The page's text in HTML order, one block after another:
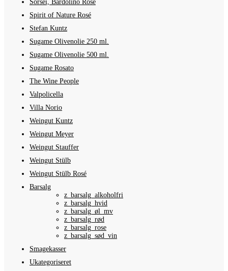
Sorsei, Bardolino Rosé
Spirit of Nature Rosé
Stefan Kuntz
Sugame Olivenolie 250 ml.
Sugame Olivenolie 500 ml.
Sugame Rosato
The Wine People
Valpolicella
Villa Norio
Weingut Kuntz
Weingut Meyer
Weingut Stauffer
Weingut Stülb
Weingut Stülb Rosé
Barsalg
z_barsalg_alkoholfri
z_barsalg_hvid
z_barsalg_øl_mv
z_barsalg_rød
z_barsalg_rose
z_barsalg_sød_vin
Smagekasser
Ukategoriseret